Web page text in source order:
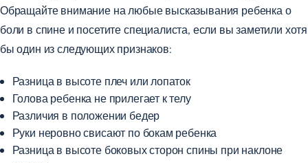
Обращайте внимание на любые высказывания ребенка о
боли в спине и посетите специалиста, если вы заметили хотя
бы один из следующих признаков:
Разница в высоте плеч или лопаток
Голова ребенка не прилегает к телу
Различия в положении бедер
Руки неровно свисают по бокам ребенка
Разница в высоте боковых сторон спины при наклоне